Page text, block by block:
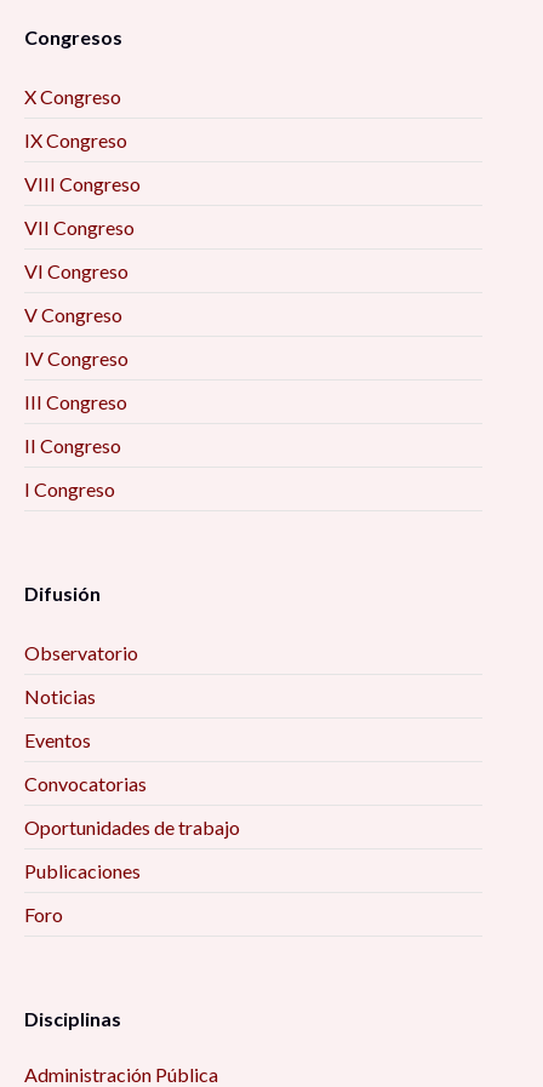
Congresos
X Congreso
IX Congreso
VIII Congreso
VII Congreso
VI Congreso
V Congreso
IV Congreso
III Congreso
II Congreso
I Congreso
Difusión
Observatorio
Noticias
Eventos
Convocatorias
Oportunidades de trabajo
Publicaciones
Foro
Disciplinas
Administración Pública